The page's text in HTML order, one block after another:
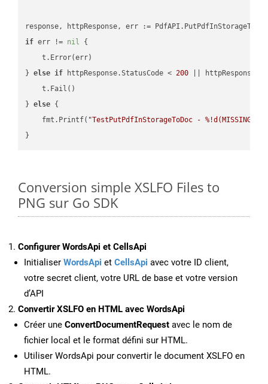
if err != nil {
    t.Error(err)
} else if httpResponse.StatusCode < 200 ||
    t.Fail()
} else {
    fmt.Printf(
"TestPutPdfInStorageToDoc - %!d(MISSING)\n"
Conversion simple XSLFO Files to
PNG sur Go SDK
Configurer WordsApi et CellsApi
Initialiser WordsApi et CellsApi avec votre ID client,
votre secret client, votre URL de base et votre version
d’API
Convertir XSLFO en HTML avec WordsApi
Créer une ConvertDocumentRequest avec le nom de
fichier local et le format défini sur HTML.
Utiliser WordsApi pour convertir le document XSLFO en
HTML.